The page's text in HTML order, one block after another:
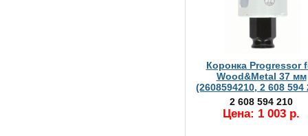
Коронка Progressor
Wood&Metal 37 мм
(2608594210, 2 608 594
2 608 594 210
Цена: 1 003 р.